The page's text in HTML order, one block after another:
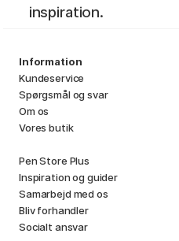
inspiration.
Information
Kundeservice
Spørgsmål og svar
Om os
Vores butik
Pen Store Plus
Inspiration og guider
Samarbejd med os
Bliv forhandler
Socialt ansvar